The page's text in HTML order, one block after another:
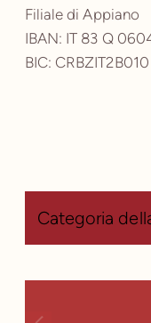
Filiale di Appiano
IBAN: IT 83 Q
BIC: CRBZIT2B010